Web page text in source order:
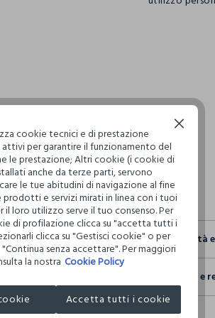
Sostenibilità
Sicurezza
Il 100% dei
fisici, per
definito per
Spedizione e
Hai fino a
cookie tecnici e di prestazione
attivi per garantire il funzionamento del
le prestazione; Altri cookie (i cookie di
anche da terze parti, servono
le tue abitudini di navigazione al fine
e servizi mirati in linea con i tuoi
il loro utilizzo serve il tuo consenso. Per
di profilazione clicca su "accetta tutti i
clicca su "Gestisci cookie" o per
senza accettare". Per maggiori
la nostra Cookie Policy
Accetta tutti i cookie
Continua senza accettare